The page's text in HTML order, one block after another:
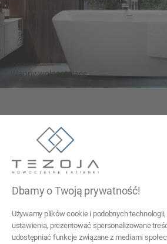
Wygodne i luksusowe
Wanny wolnostojące
03-017 Warszawa
Dbamy o Twoją prywatność!
Używamy plików cookie i podobnych
ustawienia, prezentować spersonalizowane
udostępniać funkcje związane z mediami